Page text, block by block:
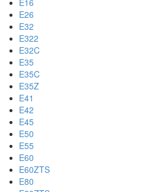
E16
E26
E32
E322
E32C
E35
E35C
E35Z
E41
E42
E45
E50
E55
E60
E60ZTS
E80